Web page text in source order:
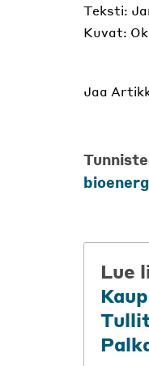
Teksti:
Kuvat:
Jaa
Lue